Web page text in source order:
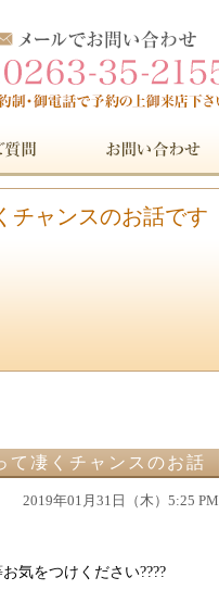
チャンスのお話です
凄くチャンスのお話
2019年01月31日（木）5:25 PM
気をつけください????